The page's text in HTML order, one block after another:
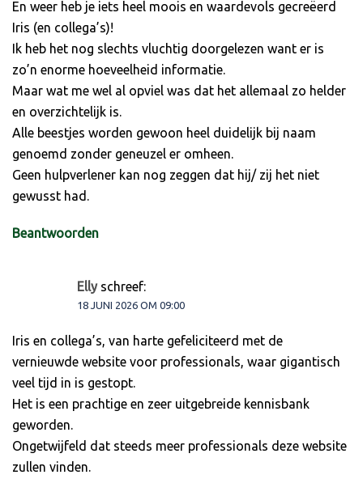
En weer heb je iets heel moois en waardevols gecreëerd
Iris (en collega’s)!
Ik heb het nog slechts vluchtig doorgelezen want er is
zo’n enorme hoeveelheid informatie.
Maar wat me wel al opviel was dat het allemaal zo helder
en overzichtelijk is.
Alle beestjes worden gewoon heel duidelijk bij naam
genoemd zonder geneuzel er omheen.
Geen hulpverlener kan nog zeggen dat hij/ zij het niet
gewusst had.
Beantwoorden
Elly schreef:
18 JUNI 2026 OM 09:00
Iris en collega’s, van harte gefeliciteerd met de
vernieuwde website voor professionals, waar gigantisch
veel tijd in is gestopt.
Het is een prachtige en zeer uitgebreide kennisbank
geworden.
Ongetwijfeld dat steeds meer professionals deze website
zullen vinden.